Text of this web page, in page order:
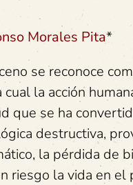
Morales Pita*
se reconoce
cual la acción
que se ha
destructiva,
la pérdida de
riesgo la vida en el